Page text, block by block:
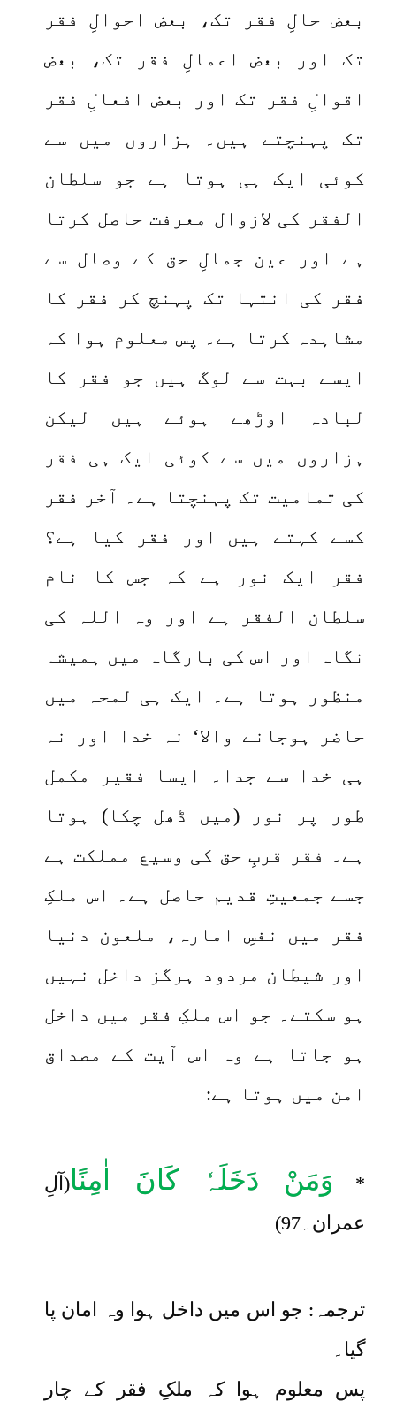
بعض حالِ فقر تک، بعض احوالِ فقر
تک اور بعض اعمالِ فقر تک، بعض
اقوالِ فقر تک اور بعض افعالِ فقر
تک پہنچتے ہیں۔ ہزاروں میں سے
کوئی ایک ہی ہوتا ہے جو سلطان
الفقر کی لازوال معرفت حاصل کرتا
ہے اور عین جمالِ حق کے وصال سے
فقر کی انتہا تک پہنچ کر فقر کا
مشاہدہ کرتا ہے۔ پس معلوم ہوا کہ
ایسے بہت سے لوگ ہیں جو فقر کا
لبادہ اوڑھے ہوئے ہیں لیکن
ہزاروں میں سے کوئی ایک ہی فقر
کی تمامیت تک پہنچتا ہے۔ آخر فقر
کسے کہتے ہیں اور فقر کیا ہے؟
فقر ایک نور ہے کہ جس کا نام
سلطان الفقر ہے اور وہ اللہ کی
نگاہ اور اس کی بارگاہ میں ہمیشہ
منظور ہوتا ہے۔ ایک ہی لمحہ میں
حاضر ہوجانے والا‘ نہ خدا اور نہ
ہی خدا سے جدا۔ ایسا فقیر مکمل
طور پر نور (میں ڈھل چکا) ہوتا
ہے۔ فقر قربِ حق کی وسیع مملکت ہے
جسے جمعیتِ قدیم حاصل ہے۔ اس ملکِ
فقر میں نفسِ امارہ، ملعون دنیا
اور شیطان مردود ہرگز داخل نہیں
ہو سکتے۔ جو اس ملکِ فقر میں داخل
ہو جاتا ہے وہ اس آیت کے مصداق
امن میں ہوتا ہے:
* وَمَنْ دَخَلَہٗ کَانَ اٰمِنًا(آلِ
عمران۔97)
ترجمہ: جو اس میں داخل ہوا وہ امان پا
گیا۔
پس معلوم ہوا کہ ملکِ فقر کے چار